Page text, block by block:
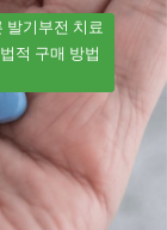
발기부전 치료
적 구매 방법